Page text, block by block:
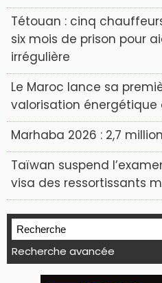
Tétouan : cinq
six mois de prison pour
irrégulière
Le Maroc lance sa
valorisation énergétique
Marhaba 2026 : 2,7
Taïwan suspend
visa des ressortissants
Recherche avancée